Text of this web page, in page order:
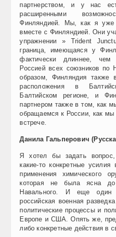
партнерством, и у нас
расширенными
Финляндией. Мы, как я уже
вместе с Финляндией. Они
упражнении » Trident
граница, имеющаяся у
фактически длиннее, чем
Россией всех союзников по
образом, Финляндия также
расположения в
Балтийском регионе, и
партнером также в том, как
обращаемся к России, как
встрече.
Данила Гальперович
Я хотел бы задать
какие-то конкретные
применения химического
которая не была ясна
Навального. И еще
российская военная
политические процессы и
Европе и США. Опять же,
либо конкретные действия в